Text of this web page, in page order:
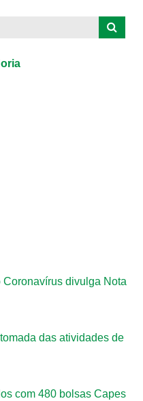
divulga Nota
das atividades de
com 480 bolsas Capes